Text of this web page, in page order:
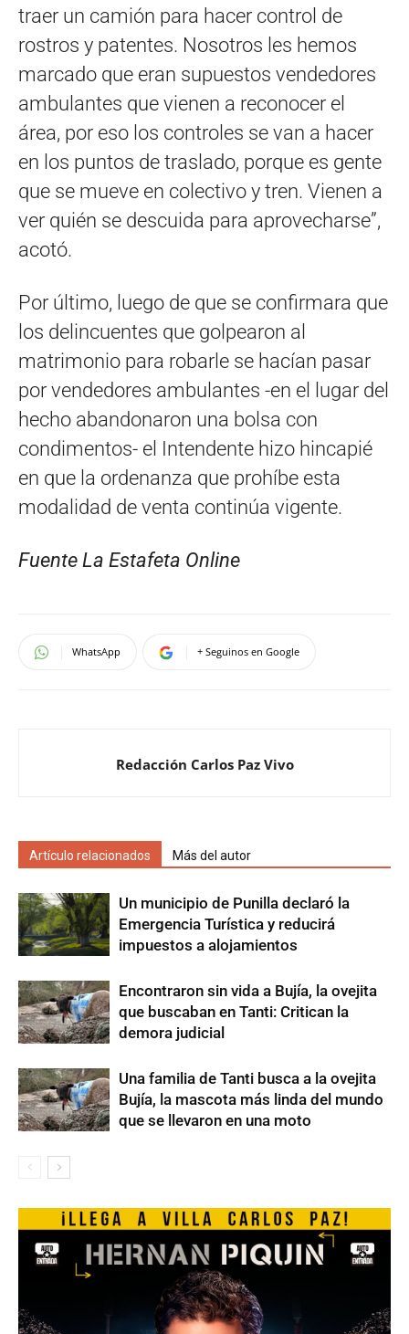
traer un camión para hacer control de
rostros y patentes. Nosotros les hemos
marcado que eran supuestos vendedores
ambulantes que vienen a reconocer el
área, por eso los controles se van a hacer
en los puntos de traslado, porque es gente
que se mueve en colectivo y tren. Vienen a
ver quién se descuida para aprovecharse”,
acotó.
Por último, luego de que se confirmara que
los delincuentes que golpearon al
matrimonio para robarle se hacían pasar
por vendedores ambulantes -en el lugar del
hecho abandonaron una bolsa con
condimentos- el Intendente hizo hincapié
en que la ordenanza que prohíbe esta
modalidad de venta continúa vigente.
Fuente La Estafeta Online
WhatsApp + Seguinos en Google
Redacción Carlos Paz Vivo
Artículo relacionados Más del autor
Un municipio de Punilla declaró la
Emergencia Turística y reducirá
impuestos a alojamientos
Encontraron sin vida a Bujía, la ovejita
que buscaban en Tanti: Critican la
demora judicial
Una familia de Tanti busca a la ovejita
Bujía, la mascota más linda del mundo
que se llevaron en una moto